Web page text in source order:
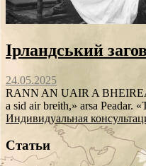
Ірландський
24.05.2025
RANN AN UAIR A
a sid air breith,» arsa Peadar.
Индивидуальная
Статьи